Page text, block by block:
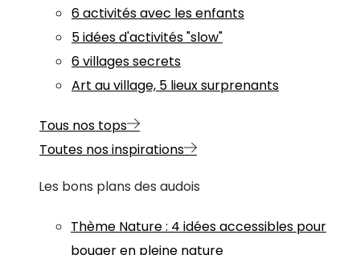
6 activités avec les enfants
5 idées d'activités "slow"
6 villages secrets
Art au village, 5 lieux surprenants
Tous nos tops
Toutes nos inspirations
Les bons plans des audois
Thème Nature: 4 idées accessibles pour
bouger en pleine nature